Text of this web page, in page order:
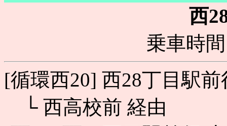
西
乗車時
[循環西20] 西28丁目駅
└ 西高校前 経由